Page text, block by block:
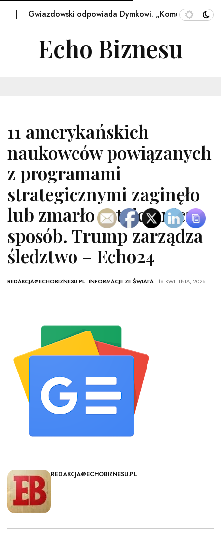
Gwiazdowski odpowiada Dymkowi. „Komu i czemu
Echo Biznesu
11 amerykańskich
naukowców powiązanych
z programami
strategicznymi zaginęło
lub zmarło w tajemniczy
sposób. Trump zarządza
śledztwo – Echo24
REDAKCJA@ECHOBIZNESU.PL-INFORMACJE ZE ŚWIATA- 18 KWIETNIA, 2026
REDAKCJA@ECHOBIZNESU.PL